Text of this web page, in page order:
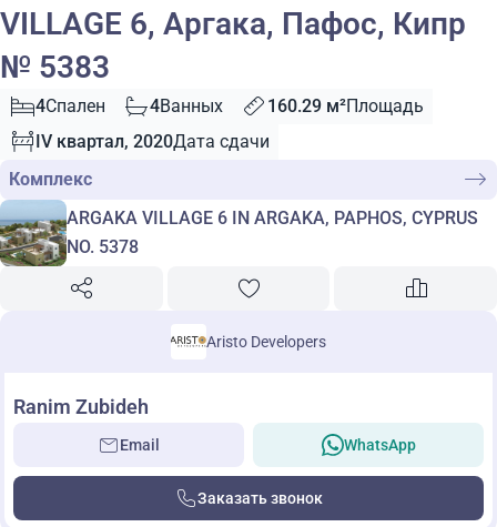
VILLAGE 6, Аргака, Пафос, Кипр
№ 5383
4Спален 4Ванных 160.29 м²Площадь
IV квартал, 2020Дата сдачи
Комплекс
ARGAKA VILLAGE 6 IN ARGAKA, PAPHOS, CYPRUS
NO. 5378
Aristo Developers
Ranim Zubideh
Email WhatsApp
Заказать звонок